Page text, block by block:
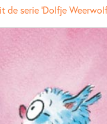
Leopold
dit boek
9 – 12 jaar Actie &
de serie 'Dolfje